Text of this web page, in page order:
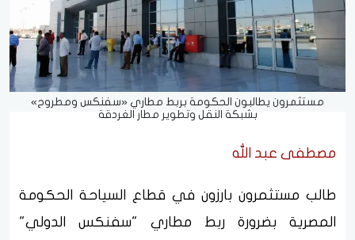
مستثمرون يطالبون الحكومة بربط مطاري «سفنكس ومطروح»
بشبكة النقل وتطوير مطار الغردقة
مصطفى عبد الله
طالب مستثمرون بارزون في قطاع السياحة الحكومة
المصرية بضرورة ربط مطاري "سفنكس الدولي"